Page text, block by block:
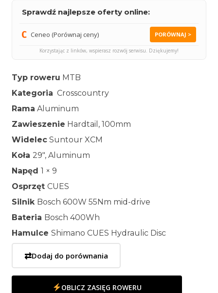
Sprawdź najlepsze oferty online:
Ceneo (Porównaj ceny) PORÓWNAJ >
Korzystając z linków, wspierasz rozwój serwisu. Dziękujemy!
Typ roweru MTB
Kategoria Crosscountry
Rama Aluminum
Zawieszenie Hardtail, 100mm
Widelec Suntour XCM
Koła 29″, Aluminum
Napęd 1 × 9
Osprzęt CUES
Silnik Bosch 600W 55Nm mid-drive
Bateria Bosch 400Wh
Hamulce Shimano CUES Hydraulic Disc
⇄Dodaj do porównania
OBLICZ ZASIĘG ROWERU